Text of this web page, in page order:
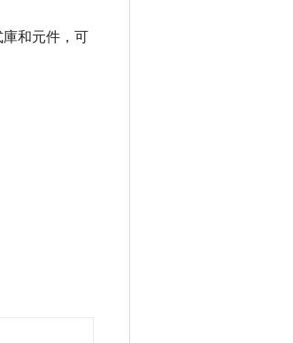
和元件，可